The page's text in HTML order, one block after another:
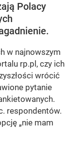
Polacy
w najnowszym
rp.pl, czy ich
wrócić
pytanie
respondentów.
„nie mam